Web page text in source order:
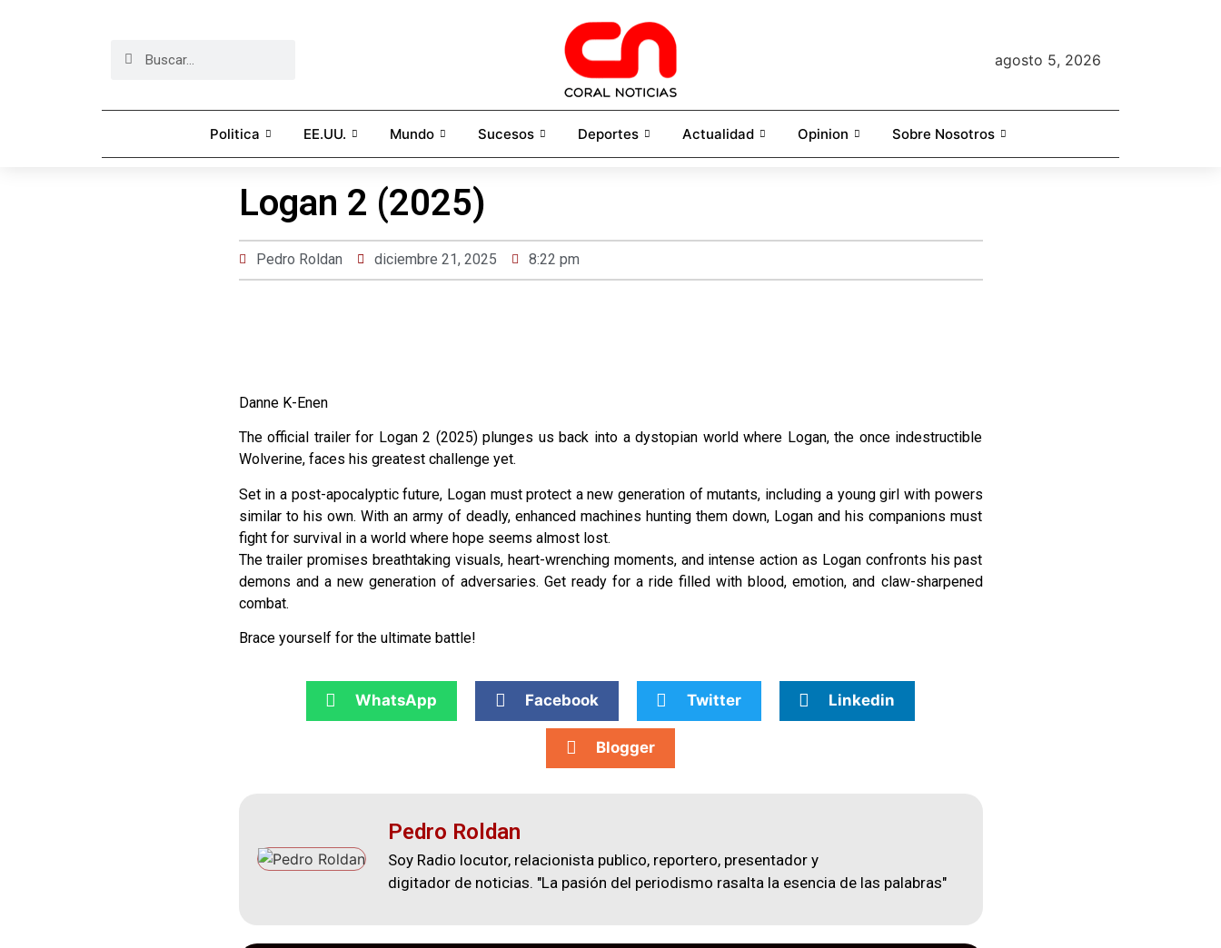
agosto 5, 2026
Politica EE.UU. Mundo Sucesos Deportes Actualidad Opinion Sobre Nosotros
Logan 2 (2025)
Pedro Roldan diciembre 21, 2025 8:22 pm
Danne K-Enen
The official trailer for Logan 2 (2025) plunges us back into a dystopian world where Logan, the once indestructible
Wolverine, faces his greatest challenge yet.
Set in a post-apocalyptic future, Logan must protect a new generation of mutants, including a young girl with powers
similar to his own. With an army of deadly, enhanced machines hunting them down, Logan and his companions must
fight for survival in a world where hope seems almost lost.
The trailer promises breathtaking visuals, heart-wrenching moments, and intense action as Logan confronts his past
demons and a new generation of adversaries. Get ready for a ride filled with blood, emotion, and claw-sharpened
combat.
Brace yourself for the ultimate battle!
WhatsApp Facebook Twitter Linkedin
Blogger
Pedro Roldan
Soy Radio locutor, relacionista publico, reportero, presentador y
digitador de noticias. "La pasión del periodismo rasalta la esencia de las palabras"